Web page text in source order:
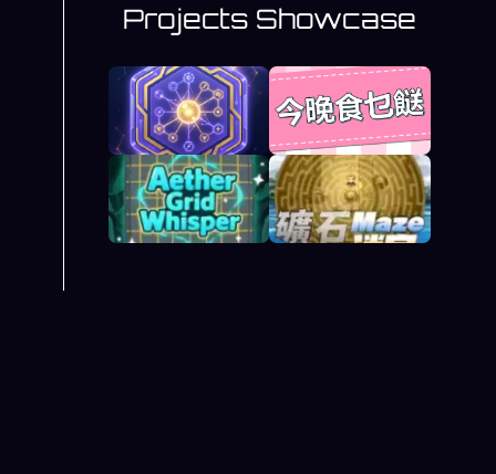
Projects Showcase